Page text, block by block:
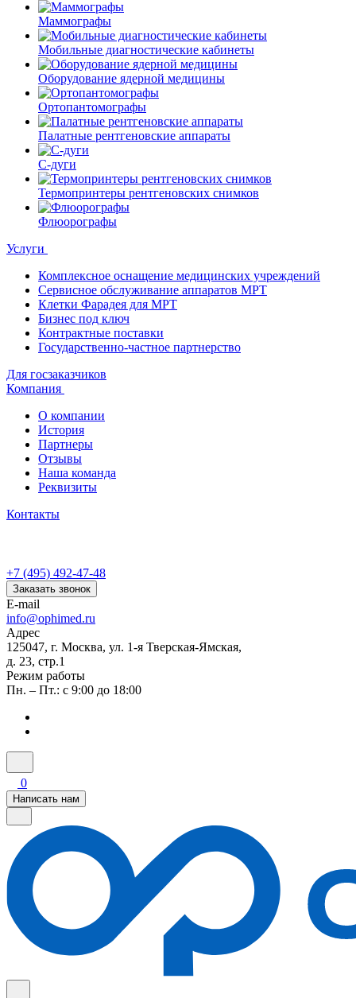
Маммографы
Мобильные диагностические кабинеты
Оборудование ядерной медицины
Ортопантомографы
Палатные рентгеновские аппараты
С-дуги
Термопринтеры рентгеновских снимков
Флюорографы
Услуги
Комплексное оснащение медицинских учреждений
Сервисное обслуживание аппаратов МРТ
Клетки Фарадея для МРТ
Бизнес под ключ
Контрактные поставки
Государственно-частное партнерство
Для госзаказчиков
Компания
О компании
История
Партнеры
Отзывы
Наша команда
Реквизиты
Контакты
+7 (495) 492-47-48
Заказать звонок
E-mail
info@ophimed.ru
Адрес
125047, г. Москва, ул. 1-я Тверская-Ямская,
д. 23, стр.1
Режим работы
Пн. – Пт.: с 9:00 до 18:00
0
Написать нам